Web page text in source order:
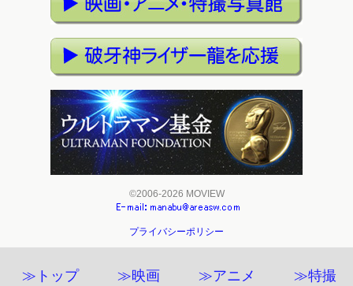
©2006-2026 MOVIEW
プライバシーポリシー
≫トップ ≫映画 ≫アニメ ≫特撮